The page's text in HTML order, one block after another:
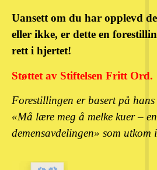
Uansett om du har opplevd
eller ikke, er dette en
rett i hjertet!
Støttet av Stiftelsen Fritt Ord.
Forestillingen er basert på
«Må lære meg å melke kuer –
demensavdelingen» som utkom